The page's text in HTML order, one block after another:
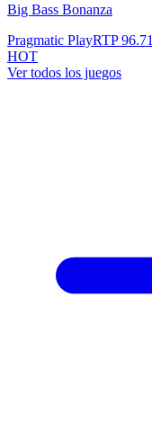
Big Bass Bonanza
Pragmatic PlayRTP96.71
HOT
Ver todos los juegos